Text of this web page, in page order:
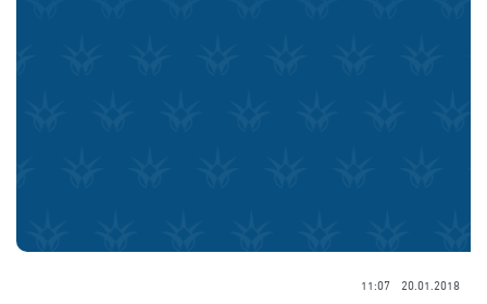
20.01.2018
11:07